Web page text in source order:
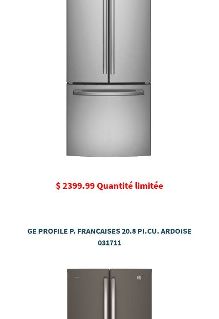
$ 2399.99 Quantité limitée
GE PROFILE P. FRANCAISES 20.8 PI.CU. ARDOISE
031711